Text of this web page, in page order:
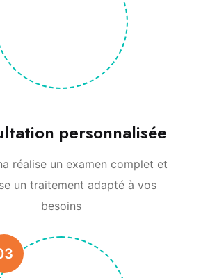
personnalisée
réalise un examen complet et
un traitement adapté à vos
besoins